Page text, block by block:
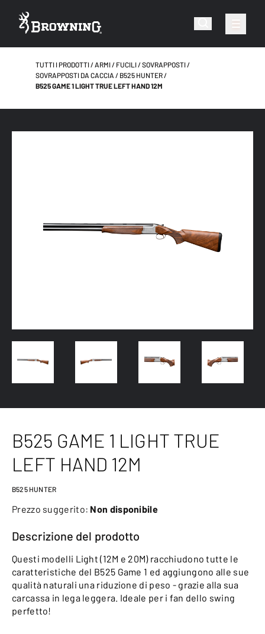
TUTTI I PRODOTTI ARMI FUCILI
SOVRAPPOSTI
SOVRAPPOSTI DA CACCIA
B525 HUNTER
B525 GAME 1 LIGHT TRUE LEFT HAND 12M
B525 GAME 1 LIGHT TRUE
LEFT HAND 12M
B525 HUNTER
Prezzo suggerito: Non disponibile
Descrizione del prodotto
Questi modelli Light (12M e 20M) racchiudono tutte le
caratteristiche del B525 Game 1 ed aggiungono alle sue
qualità naturali una riduzione di peso - grazie alla sua
carcassa in lega leggera. Ideale per i fan dello swing
perfetto!